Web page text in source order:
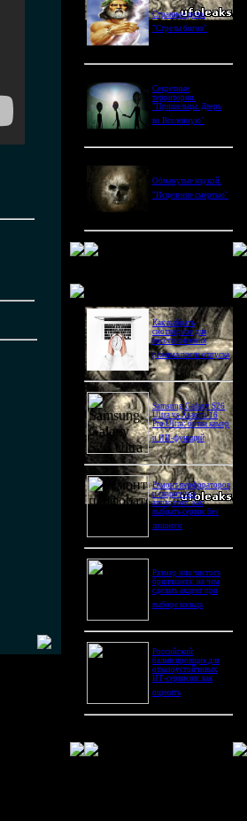
Странное дело.
"Стрелы богов"
Секретные
территории.
"Пришельцы. Дверь
во Вселенную"
Обманутые наукой.
"Исцеление смертью"
Как выбрать
снотворное для
восстановления
режима после отпуска
Samsung Galaxy S26
Ultra vs Xiaomi 16
Pro Ultra: битва камер
и ИИ-функций
Ремонт перфораторов
и сварочных
аппаратов: как
выбрать сервис без
лишнего
Размер или чистота
бриллианта: на чем
сделать акцент при
выборе кольца
Российский
балансировщик для
отказоустойчивых
ИТ-сервисов: как
оценить